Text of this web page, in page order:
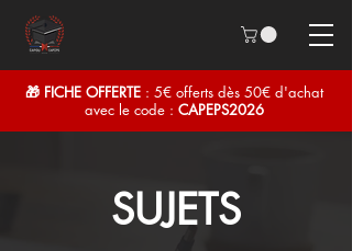
🎁 FICHE OFFERTE: 5€ offerts dès 50€ d'achat
avec le code : CAPEPS2026
SUJETS